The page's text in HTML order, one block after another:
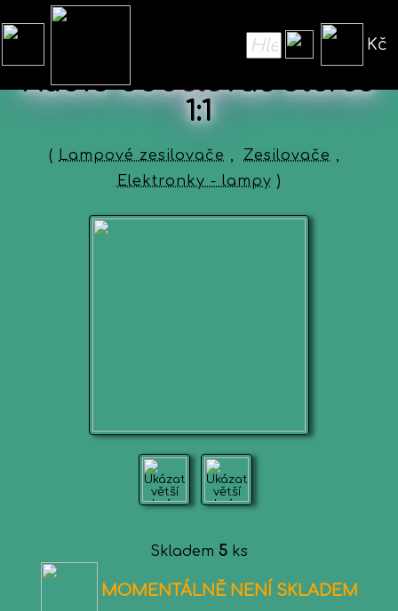
Kč
Audio oddělovač stereo
1:1
( Lampové zesilovače , Zesilovače ,
Elektronky - lampy )
Skladem 5 ks
MOMENTÁLNĚ NENÍ SKLADEM